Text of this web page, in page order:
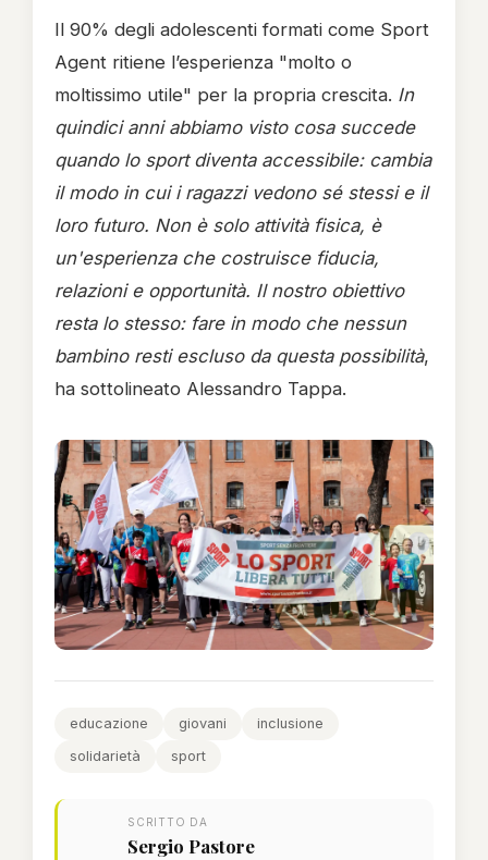
Il 90% degli adolescenti formati come Sport
Agent ritiene l’esperienza "molto o
moltissimo utile" per la propria crescita. In
quindici anni abbiamo visto cosa succede
quando lo sport diventa accessibile: cambia
il modo in cui i ragazzi vedono sé stessi e il
loro futuro. Non è solo attività fisica, è
un'esperienza che costruisce fiducia,
relazioni e opportunità. Il nostro obiettivo
resta lo stesso: fare in modo che nessun
bambino resti escluso da questa possibilità,
ha sottolineato Alessandro Tappa.
educazione giovani
inclusione
solidarietà
sport
SCRITTO DA
Sergio Pastore